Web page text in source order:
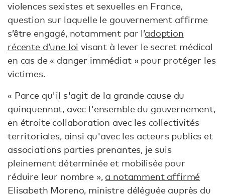
violences sexistes et sexuelles en France,
question sur laquelle le gouvernement affirme
s’être engagé, notamment par l’adoption
récente d’une loi visant à lever le secret médical
en cas de « danger immédiat » pour protéger les
victimes.
« Parce qu'il s'agit de la grande cause du
quinquennat, avec l'ensemble du gouvernement,
en étroite collaboration avec les collectivités
territoriales, ainsi qu'avec les acteurs publics et
associations parties prenantes, je suis
pleinement déterminée et mobilisée pour
réduire leur nombre », a notamment affirmé
Elisabeth Moreno, ministre déléguée auprès du